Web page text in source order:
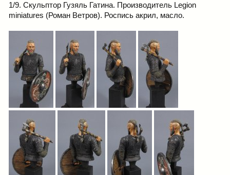
1/9. Скульптор Гузяль Гатина. Производитель Legion
miniatures (Роман Ветров). Роспись акрил, масло.